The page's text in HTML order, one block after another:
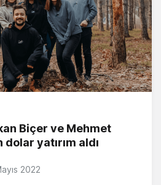
Biçer ve Mehmet
yatırım aldı
2022